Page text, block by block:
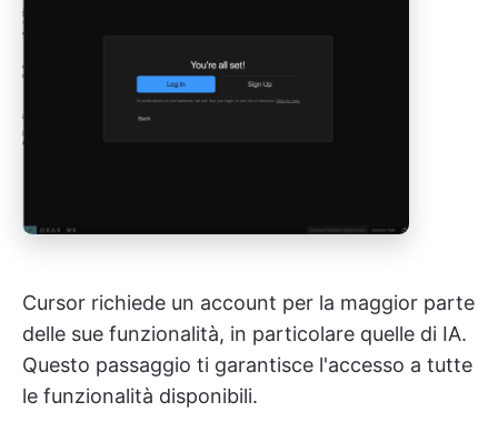
Cursor richiede un account per la maggior parte
delle sue funzionalità, in particolare quelle di IA.
Questo passaggio ti garantisce l'accesso a tutte
le funzionalità disponibili.